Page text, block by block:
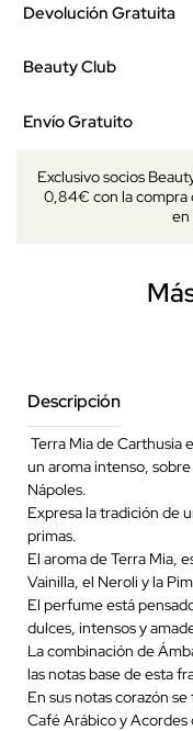
Devolución Gratuita
Beauty Club
Envío Gratuito
Exclusivo socios
0,84€ con la compra
en
Descripción
Terra Mia de Carthusia
un aroma intenso,
Nápoles.
Expresa la tradición de
primas.
El aroma de Terra Mia,
Vainilla, el Neroli y la
El perfume está
dulces, intensos y
La combinación de
las notas base de esta
En sus notas corazón
Café Arábico y Acordes